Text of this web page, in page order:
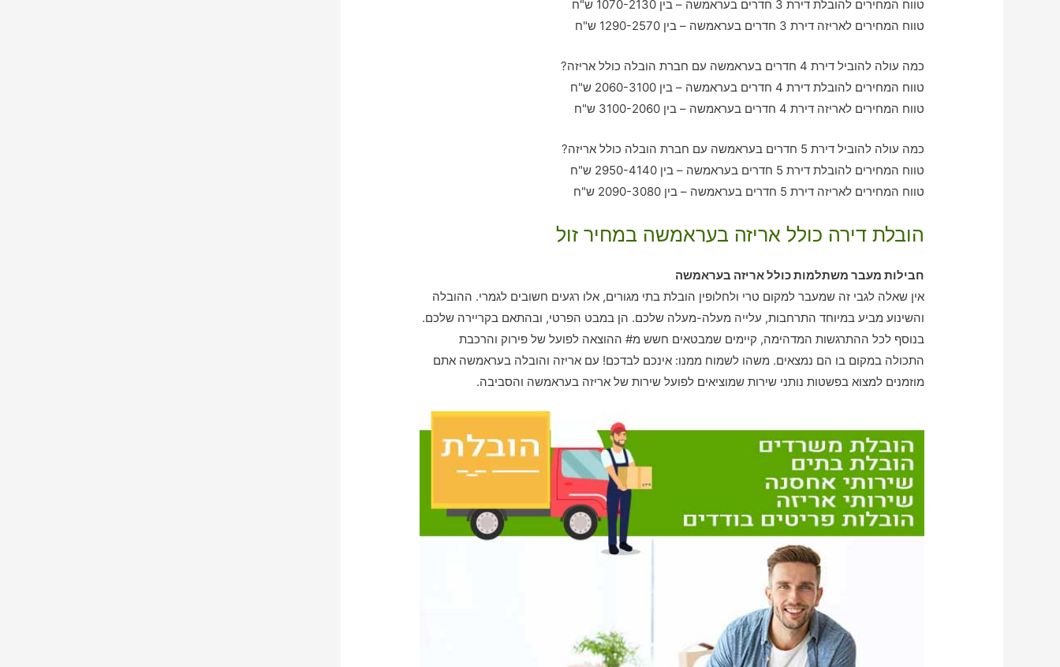
טווח המחירים להובלת דירת 3 חדרים בעראמשה – בין 1070-2130 ש"ח
טווח המחירים לאריזה דירת 3 חדרים בעראמשה – בין 1290-2570 ש"ח
כמה עולה להוביל דירת 4 חדרים בעראמשה עם חברת הובלה כולל אריזה?
טווח המחירים להובלת דירת 4 חדרים בעראמשה – בין 2060-3100 ש"ח
טווח המחירים לאריזה דירת 4 חדרים בעראמשה – בין 3100-2060 ש"ח
כמה עולה להוביל דירת 5 חדרים בעראמשה עם חברת הובלה כולל אריזה?
טווח המחירים להובלת דירת 5 חדרים בעראמשה – בין 2950-4140 ש"ח
טווח המחירים לאריזה דירת 5 חדרים בעראמשה – בין 2090-3080 ש"ח
הובלת דירה כולל אריזה בעראמשה במחיר זול
חבילות מעבר משתלמות כולל אריזה בעראמשה
אין שאלה לגבי זה שמעבר למקום טרי ולחלופין הובלת בתי מגורים, אלו רגעים חשובים לגמרי. ההובלה
והשינוע מביע במיוחד התרחבות, עלייה מעלה-מעלה שלכם. הן במבט הפרטי, ובהתאם בקריירה שלכם.
בנוסף לכל ההתרגשות המדהימה, קיימים שמבטאים חשש מ# ההוצאה לפועל של פירוק והרכבת
התכולה במקום בו הם נמצאים. משהו לשמוח ממנו: אינכם לבדכם! עם אריזה והובלה בעראמשה אתם
מוזמנים למצוא בפשטות נותני שירות שמוציאים לפועל שירות של אריזה בעראמשה והסביבה.